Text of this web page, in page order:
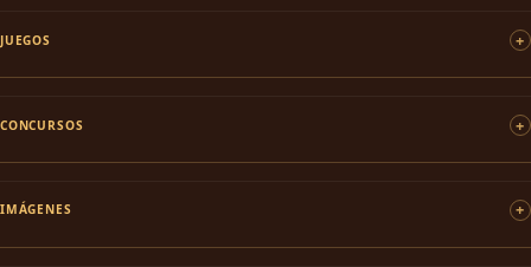
JUEGOS
CONCURSOS
IMÁGENES